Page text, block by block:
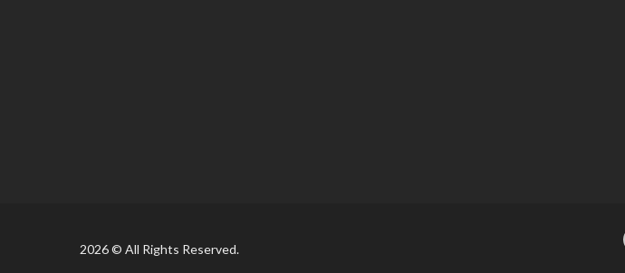
2026 © All Rights Reserved.